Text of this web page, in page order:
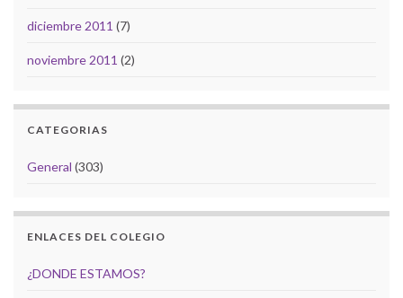
diciembre 2011 (7)
noviembre 2011 (2)
CATEGORIAS
General (303)
ENLACES DEL COLEGIO
¿DONDE ESTAMOS?